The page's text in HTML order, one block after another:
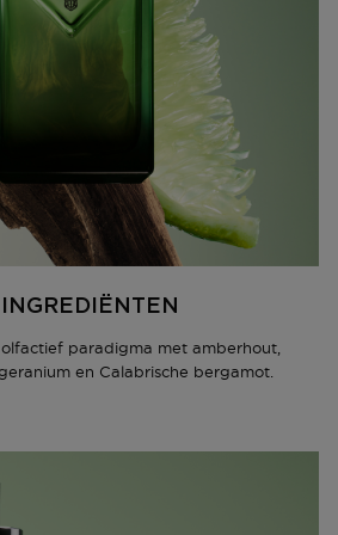
een flacon te ontwerpen. De
onmiddellijk nieuwsgierigheid
vorm van radicale elegantie,
hoeken, en een avant-
dankzij de tactiele, schuine
is gelakt in een intense en
van diepzwart tot Prada-
kleur van het huis. De
om het kenmerkende
merk te weerspiegelen,
flacon lieten we ons
manieren om dat erfgoed
door een hedendaagse lens.
onverwacht element toevoegt
voor Prada: onmiskenbaar
vleugje eigenzinnigheid. —
ook terugbrengen of omruilen in
de buurt. Hiervoor hoef je geen
Neem wel je
FAQ’s over retourneren.
Die vind je op onze FAQ
INGREDIËNTEN
paradigma met amberhout,
en Calabrische bergamot.